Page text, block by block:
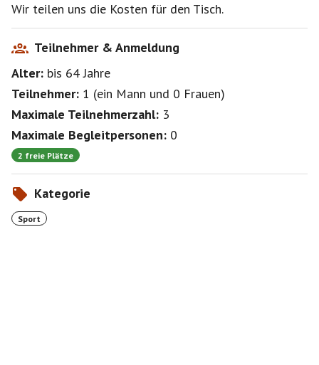
Wir teilen uns die Kosten für den Tisch.
Teilnehmer & Anmeldung
Alter: bis 64Jahre
Teilnehmer: 1 (ein Mann und 0 Frauen)
Maximale Teilnehmerzahl: 3
Maximale Begleitpersonen: 0
2 freie Plätze
Kategorie
Sport